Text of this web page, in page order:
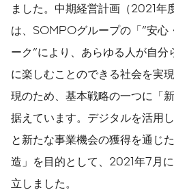
ました。中期経営計画（2021年
は、SOMPOグループの「"安心
ーク"により、あらゆる人が自分
に楽しむことのできる社会を実
現のため、基本戦略の一つに「
据えています。デジタルを活用
と新たな事業機会の獲得を通じ
造」を目的として、2021年7月
立しました。